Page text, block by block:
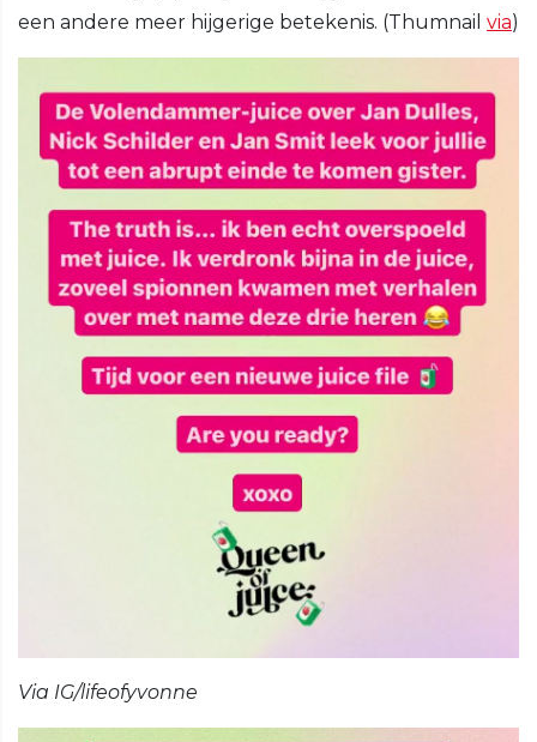
een andere meer hijgerige betekenis. (Thumnail via)
Via IG/lifeofyvonne